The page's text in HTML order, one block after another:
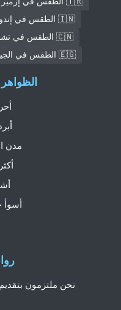
🇮🇳 الطقس في إندور
🇨🇳 الطقس في تشنغدو
🇪🇬 الطقس في الجيزة
نحن ملتزمون
مدن
أسوأ